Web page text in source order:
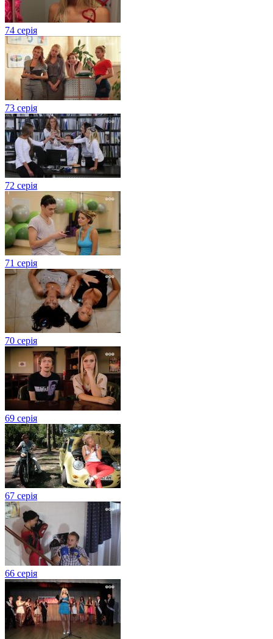
74 серія
73 серія
72 серія
71 серія
70 серія
69 серія
67 серія
66 серія